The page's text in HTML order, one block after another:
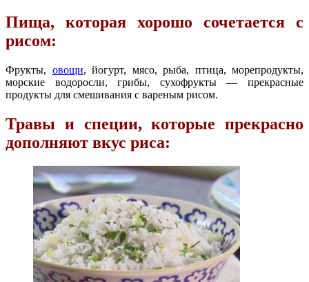
Пища, которая хорошо сочетается с
рисом:
Фрукты, овощи, йогурт, мясо, рыба, птица, морепродукты,
морские водоросли, грибы, сухофрукты — прекрасные
продукты для смешивания с вареным рисом.
Травы и специи, которые прекрасно
дополняют вкус риса: